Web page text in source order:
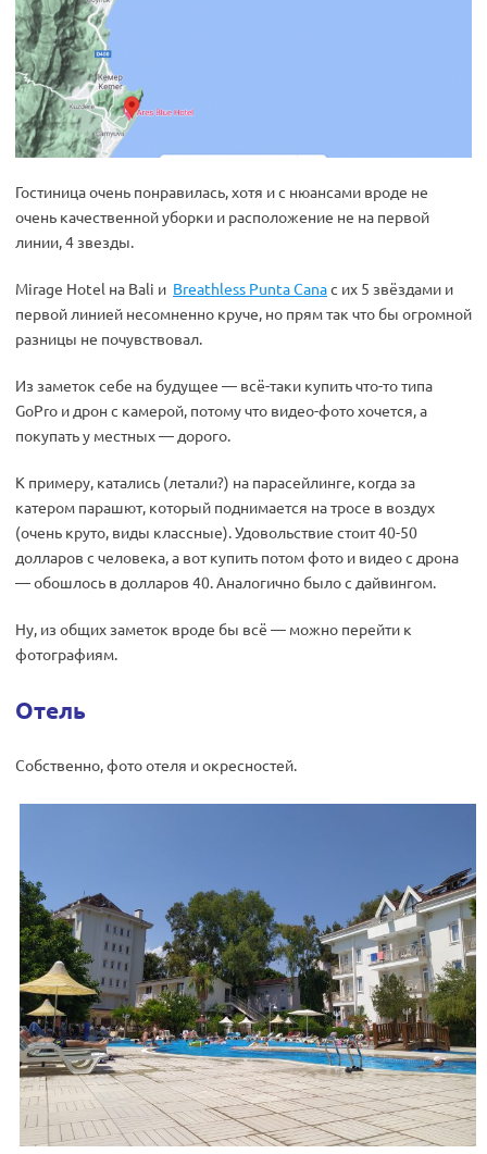
Гостиница очень понравилась, хотя и с нюансами вроде не
очень качественной уборки и расположение не на первой
линии, 4 звезды.
Mirage Hotel на Bali и Breathless Punta Canaс их 5 звёздами и
первой линией несомненно круче, но прям так что бы огромной
разницы не почувствовал.
Из заметок себе на будущее — всё-таки купить что-то типа
GoPro и дрон с камерой, потому что видео-фото хочется, а
покупать у местных — дорого.
К примеру, катались (летали?) на парасейлинге, когда за
катером парашют, который поднимается на тросе в воздух
(очень круто, виды классные). Удовольствие стоит 40-50
долларов с человека, а вот купить потом фото и видео с дрона
— обошлось в долларов 40. Аналогично было с дайвингом.
Ну, из общих заметок вроде бы всё — можно перейти к
фотографиям.
Отель
Собственно, фото отеля и окресностей.